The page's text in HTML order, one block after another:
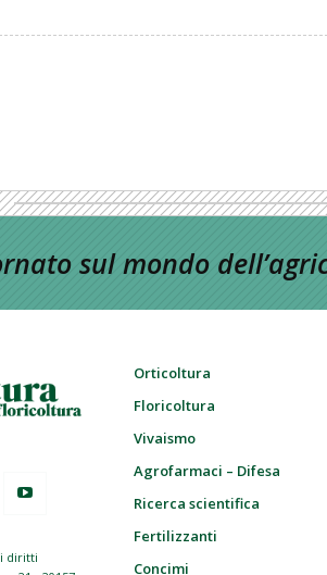
sul mondo
diritti
Orticoltura
Floricoltura
Vivaismo
Agrofarmaci – Difesa
Ricerca scientifica
Fertilizzanti
Concimi